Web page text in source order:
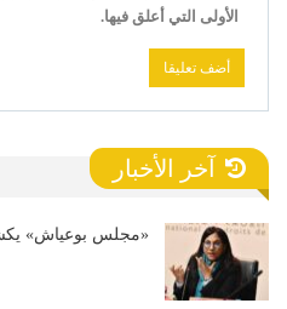
الأولى التي أعلق فيها.
آخر الأخبار
«مجلس بوعياش»